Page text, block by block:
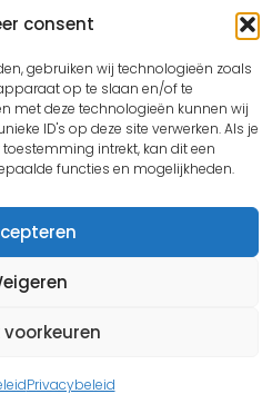
consent
gebruiken wij technologieën zoals
op te slaan en/of te
met deze technologieën kunnen wij
ID's op deze site verwerken. Als je
intrekt, kan dit een
functies en mogelijkheden.
voorkeuren
Privacybeleid